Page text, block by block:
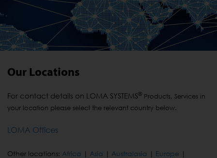
Our Locations
For contact details on LOMA SYSTEMS® Products, Services in
your location please select the relevant country below.
LOMA Offices
Other locations: Africa | Asia | Australasia | Europe |